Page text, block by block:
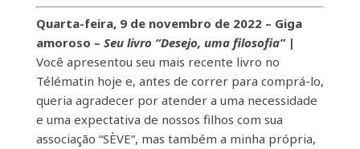
Quarta-feira, 9 de novembro de 2022 – Giga
amoroso – Seu livro “Desejo, uma filosofia”|
Você apresentou seu mais recente livro no
Télématin hoje e, antes de correr para comprá-lo,
queria agradecer por atender a uma necessidade
e uma expectativa de nossos filhos com sua
associação “SÈVE”, mas também a minha própria,